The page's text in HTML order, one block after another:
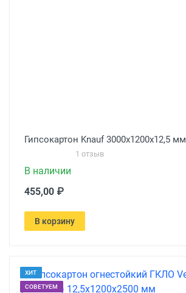
Гипсокартон Knauf 3000х1200х12,5 мм
1 отзыв
В наличии
455,00 ₽
В корзину
ХИТ
СОВЕТУЕМ